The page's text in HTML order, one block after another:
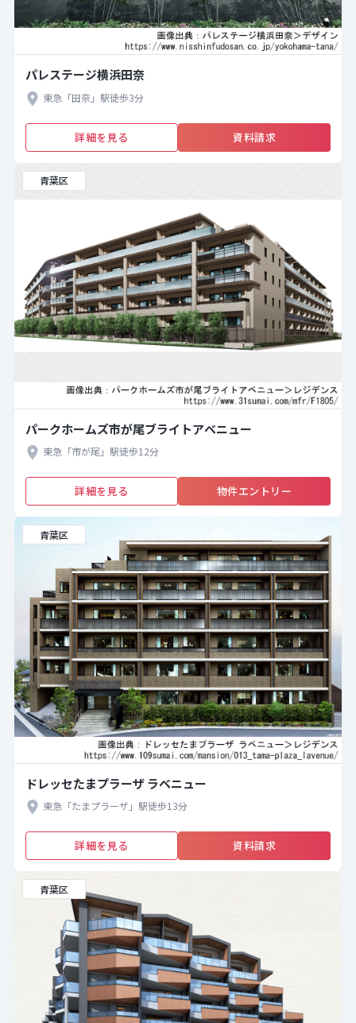
パレステージ横浜田奈
東急「田奈」駅徒歩3分
詳細を見る 資料請求
青葉区
パークホームズ市が尾ブライトアベニュー
東急「市が尾」駅徒歩12分
詳細を見る 物件エントリー
青葉区
ドレッセたまプラーザ ラベニュー
東急「たまプラーザ」駅徒歩13分
詳細を見る 資料請求
青葉区